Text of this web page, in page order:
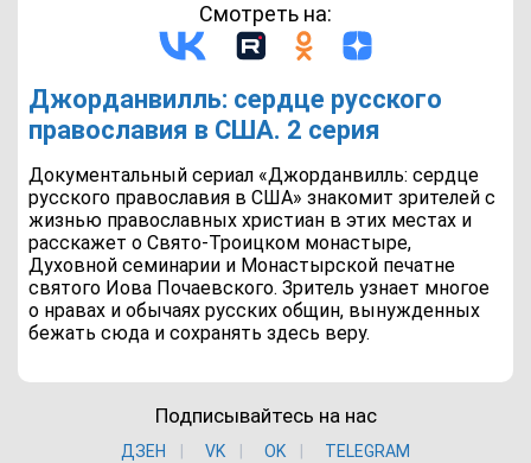
Смотреть на:
Джорданвилль: сердце русского
православия в США. 2 серия
Документальный сериал «Джорданвилль: сердце
русского православия в США» знакомит зрителей с
жизнью православных христиан в этих местах и
расскажет о Свято-Троицком монастыре,
Духовной семинарии и Монастырской печатне
святого Иова Почаевского. Зритель узнает многое
о нравах и обычаях русских общин, вынужденных
бежать сюда и сохранять здесь веру.
Подписывайтесь на нас
ДЗЕН VK ОK
TELEGRAM